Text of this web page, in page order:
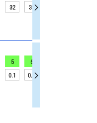
32 32
5 6
0.1 0.2